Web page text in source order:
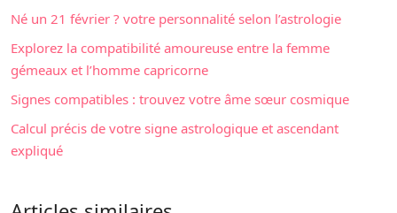
Né un 21 février ? votre personnalité selon l’astrologie
Explorez la compatibilité amoureuse entre la femme
gémeaux et l’homme capricorne
Signes compatibles : trouvez votre âme sœur cosmique
Calcul précis de votre signe astrologique et ascendant
expliqué